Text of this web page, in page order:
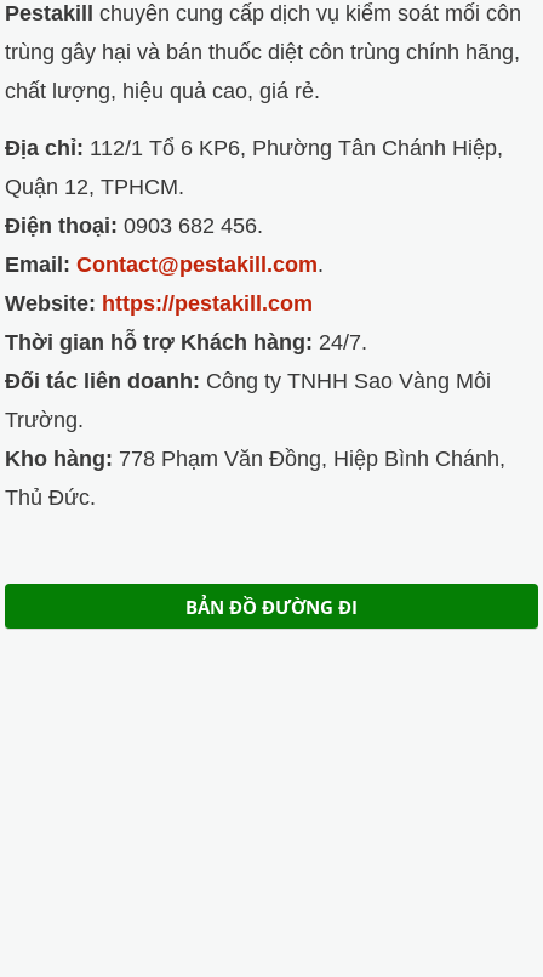
Pestakill
chuyên cung cấp dịch vụ kiểm soát mối côn
trùng gây hại và bán thuốc diệt côn trùng chính hãng,
chất lượng, hiệu quả cao, giá rẻ.
Địa chỉ: 112/1 Tổ 6 KP6, Phường Tân Chánh Hiệp,
Quận 12, TPHCM.
Điện thoại: 0903 682 456.
Email: Contact@pestakill.com.
Website: https://pestakill.com
Thời gian hỗ trợ Khách hàng: 24/7.
Đối tác liên doanh: Công ty TNHH Sao Vàng Môi
Trường.
Kho hàng: 778 Phạm Văn Đồng, Hiệp Bình Chánh,
Thủ Đức.
BẢN ĐỒ ĐƯỜNG ĐI